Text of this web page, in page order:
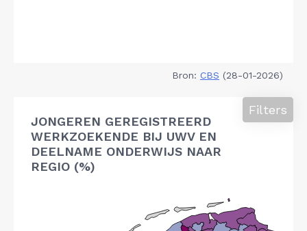
Bron: CBS (28-01-2026)
JONGEREN GEREGISTREERD
WERKZOEKENDE BIJ UWV EN
DEELNAME ONDERWIJS NAAR
REGIO (%)
Filters